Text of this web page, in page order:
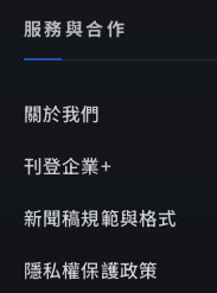
服務與合作
關於我們
刊登企業+
新聞稿規範與格式
隱私權保護政策